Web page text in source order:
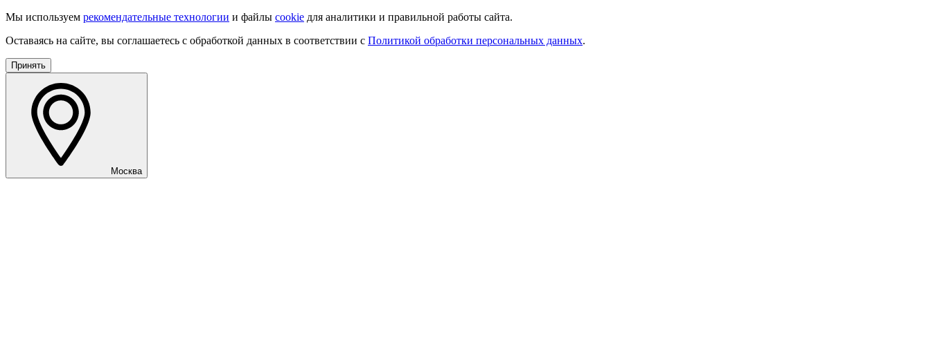
Мы используем рекомендательные технологии и файлы cookie для аналитики и правильной работы сайта.
Оставаясь на сайте, вы соглашаетесь с обработкой данных в соответствии с Политикой обработки персональных данных.
Принять
Москва